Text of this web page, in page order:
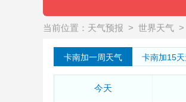
当前位置： 天气预报 > 世界天气 >
卡南加一周天气 卡南加15
今天